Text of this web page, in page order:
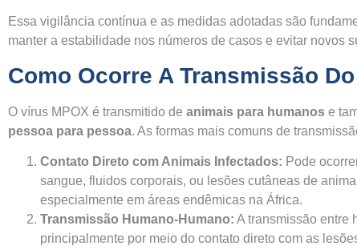
Essa vigilância contínua e as medidas adotadas são
manter a estabilidade nos números de casos e evitar novos
Como Ocorre A Transmissão
O vírus MPOX é transmitido de animais para humanos e
pessoa para pessoa. As formas mais comuns de
Contato Direto com Animais Infectados: Pode
sangue, fluidos corporais, ou lesões cutâneas de
especialmente em áreas endêmicas na África.
Transmissão Humano-Humano: A transmissão entre
principalmente por meio do contato direto com as